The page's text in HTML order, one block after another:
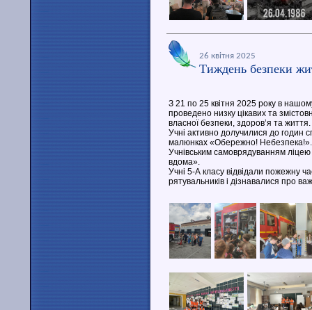
26 квітня 2025
Тиждень безпеки
З 21 по 25 квітня 2025 року в
проведено низку цікавих та
власної безпеки, здоров’я та життя.
Учні активно долучилися до годин
малюнках «Обережно! Небезпека!».
Учнівським самоврядуванням
вдома».
Учні 5-А класу відвідали пожежну
рятувальників і дізнавалися про